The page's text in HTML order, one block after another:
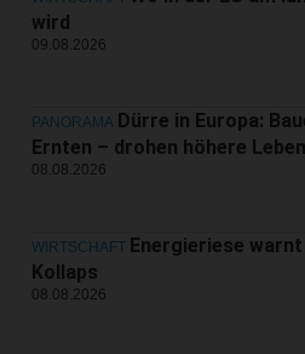
wird
09.08.2026
PANORAMA Dürre in Europa:
Ernten – drohen höhere
08.08.2026
WIRTSCHAFT Energieriese
Kollaps
08.08.2026